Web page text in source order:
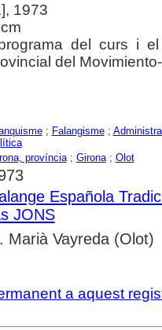
1973
del curs i
del
; Falangisme;
província; Girona; Olot
Española
JONS
Marià Vayreda (Olot)
a aquest